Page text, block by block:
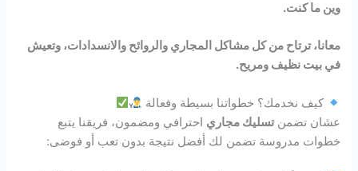
وين ما كنت.
معانا، ترتاح من كل مشاكل المجاري والروائح والانسدادات، وتعيش
في بيت نظيف ومريح.
كيف نخدمك؟ خطواتنا بسيطة وفعالة
عشان تضمنتسليك مجاري احترافي ومضمون، فريقنا يتبع
خطوات مدروسة تضمن لك أفضل نتيجة بدون تعب أو فوضى: